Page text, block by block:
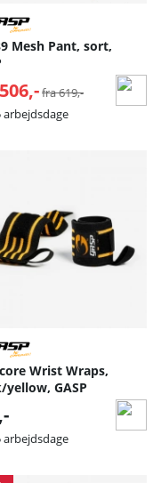
Mesh Pant, sort,
Normalpris:
fra 619,-
arbejdsdage
Wrist Wraps,
yellow, GASP
arbejdsdage